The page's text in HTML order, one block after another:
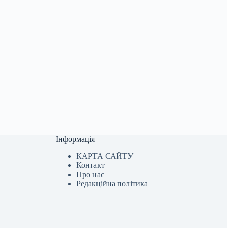
Інформація
КАРТА САЙТУ
Контакт
Про нас
Редакційна політика